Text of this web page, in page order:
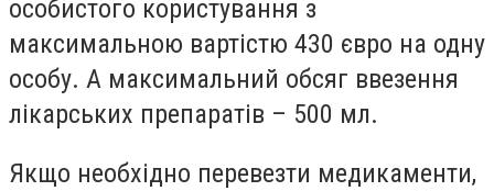
особистого користування з
максимальною вартістю 430 євро на одну
особу. А максимальний обсяг ввезення
лікарських препаратів – 500 мл.
Якщо необхідно перевезти медикаменти,